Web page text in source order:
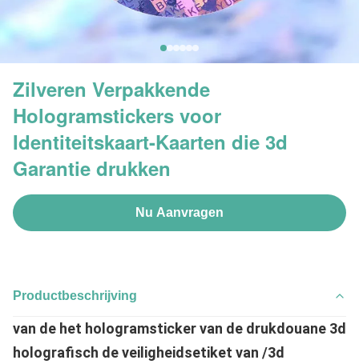
Zilveren Verpakkende
Hologramstickers voor
Identiteitskaart-Kaarten die 3d
Garantie drukken
Nu Aanvragen
Productbeschrijving
van de het hologramsticker van de drukdouane 3d
holografisch de veiligheidsetiket van /3d